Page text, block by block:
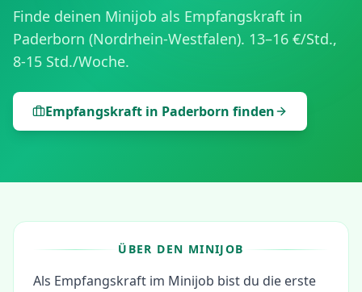
Finde deinen Minijob als Empfangskraft in
Paderborn (Nordrhein-Westfalen). 13–16 €/Std.,
8-15 Std./Woche.
Empfangskraft in Paderborn finden
ÜBER DEN MINIJOB
Als Empfangskraft im Minijob bist du die erste